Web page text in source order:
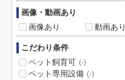
画像・動画あり
画像あり
動画あり
こだわり条件
ペット飼育可 (-)
ペット専用設備 (-)